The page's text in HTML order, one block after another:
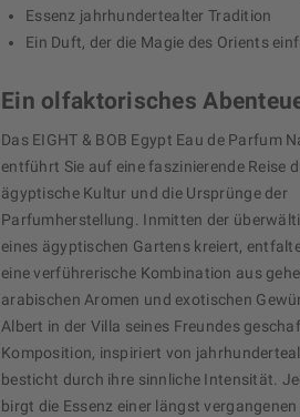
Essenz jahrhundertealter Tradition
Ein Duft, der die Magie des Orients
Ein olfaktorisches
Das EIGHT & BOB Egypt Eau de Parfum
entführt Sie auf eine faszinierende Reise
ägyptische Kultur und die Ursprünge der
Parfumherstellung. Inmitten der
eines ägyptischen Gartens kreiert,
eine verführerische Kombination aus
arabischen Aromen und exotischen
Albert in der Villa seines Freundes
Komposition, inspiriert von
besticht durch ihre sinnliche Intensität.
birgt die Essenz einer längst vergangenen